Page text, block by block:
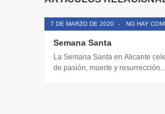
7 DE MARZO DE 2020 - NO HAY
Semana Santa
La Semana Santa en Alicante
de pasión, muerte y resurrección...